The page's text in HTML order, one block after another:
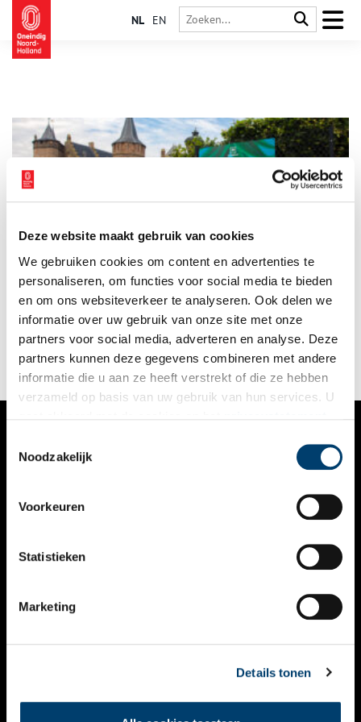
Deze website maakt gebruik van cookies
We gebruiken cookies om content en advertenties te
personaliseren, om functies voor social media te bieden
en om ons websiteverkeer te analyseren. Ook delen we
informatie over uw gebruik van onze site met onze
partners voor social media, adverteren en analyse. Deze
partners kunnen deze gegevens combineren met andere
informatie die u aan ze heeft verstrekt of die ze hebben
verzameld op basis van uw gebruik van hun services. U
Noodzakelijk
Voorkeuren
Statistieken
Marketing
Details tonen
NL EN
Al in de 17e eeuw had bewoner P.C. Hooft op het Muiderslot
planten uit bijvoorbeeld Afrika, Amerika en Azië. Maar wat voor
planten? En hoe kwamen die hier? Ontdek de verhalen achter
deze planten!
1 min
VERHALEN
KALENDER
THEMA’S
VIDEO’S
CONTACT